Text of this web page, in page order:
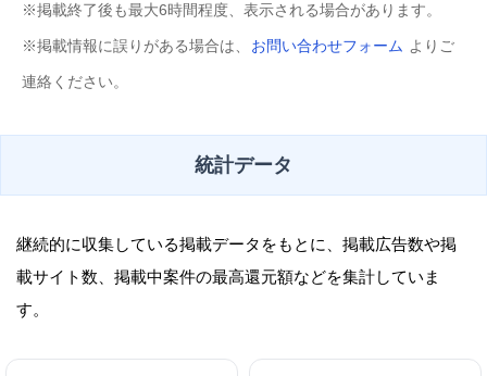
※掲載終了後も最大6時間程度、表示される場合があります。
※掲載情報に誤りがある場合は、 お問い合わせフォーム よりご
連絡ください。
統計データ
継続的に収集している掲載データをもとに、掲載広告数や掲
載サイト数、掲載中案件の最高還元額などを集計していま
す。